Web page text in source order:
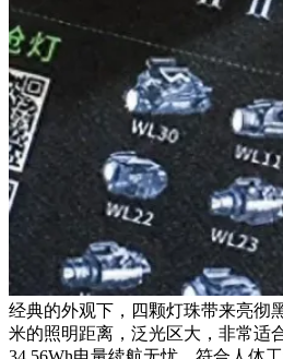
经典的外观下，四颗灯珠带来亮彻
米的照明距离，泛光区大，非常适